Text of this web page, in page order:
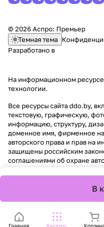
В
Главная Каталог Корзина
© 2026 Аспро: Премьер
Темная тема
Разработано в
На информационном
технологии.
Все ресурсы сайта ddo.by,
текстовую, графическую,
информацию, структуру,
доменное имя, фирменное
авторского права и прав на
защищены российским
соглашениями об охране